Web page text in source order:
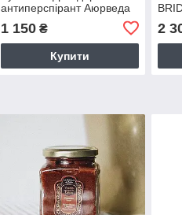
антиперспірант Аюрведа
1 150₴
Купити
2